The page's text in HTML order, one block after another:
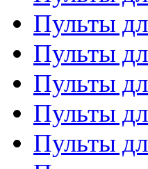
Пульты
Пульты
Пульты
Пульты
Пульты